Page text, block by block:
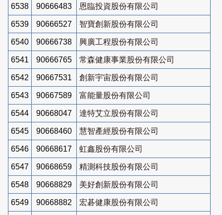
6538 90666483 恩臨投資股份有限公司
6539 90666527 智寶創新股份有限公司
6540 90666738 興廣工程股份有限公司
6541 90666765 常森健康事業股份有限公司
6542 90667531 創新宇宙股份有限公司
6543 90667589 富能量股份有限公司
6544 90668047 達特艾立股份有限公司
6545 90668460 慧智產經股份有限公司
6546 90668617 虹鑫股份有限公司
6547 90668659 精測科技股份有限公司
6548 90668829 美好創新股份有限公司
6549 90668882 宏碁健康股份有限公司